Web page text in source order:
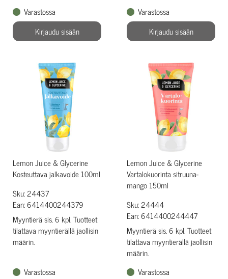
Varastossa
Kirjaudu sisään
Varastossa
Kirjaudu sisään
Lemon Juice & Glycerine
Kosteuttava jalkavoide 100ml
Sku: 24437
Ean: 6414400244379
Myyntierä sis. 6 kpl. Tuotteet
tilattava myyntierällä jaollisin
määrin.
Varastossa
Lemon Juice & Glycerine
Vartalokuorinta sitruuna-
mango 150ml
Sku: 24444
Ean: 6414400244447
Myyntierä sis. 6 kpl. Tuotteet
tilattava myyntierällä jaollisin
määrin.
Varastossa